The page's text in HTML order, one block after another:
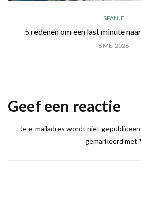
SPANJE
5 redenen om een last minute
6 MEI 2026
Geef een reactie
Je e-mailadres wordt niet
gemarkeerd met